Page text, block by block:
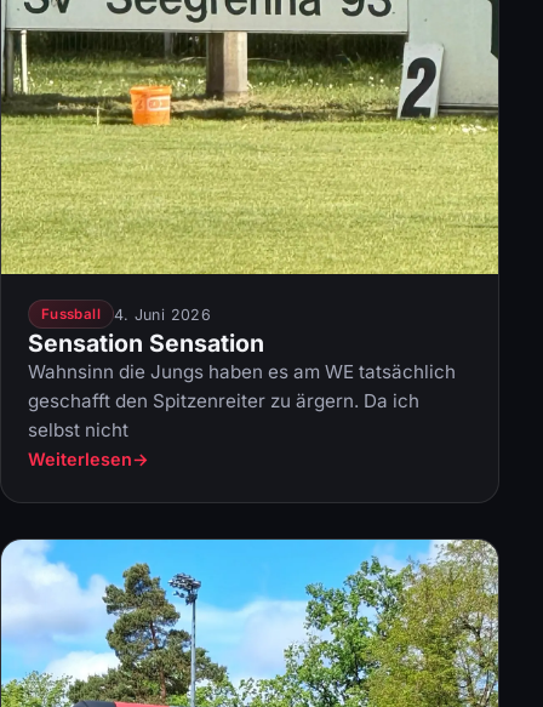
Fussball 4. Juni 2026
Sensation Sensation
Wahnsinn die Jungs haben es am WE tatsächlich
geschafft den Spitzenreiter zu ärgern. Da ich
selbst nicht
Weiterlesen